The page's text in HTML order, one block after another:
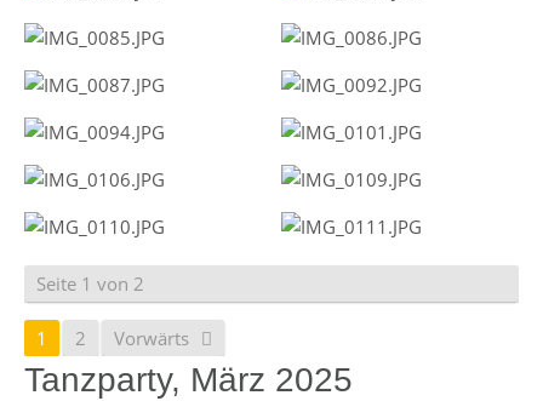
Seite 1 von 2
1 2 Vorwärts
Tanzparty, März 2025